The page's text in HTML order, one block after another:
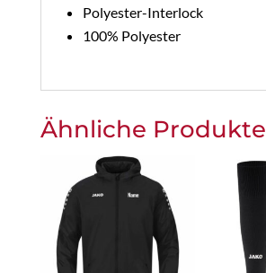
Polyester-Interlock
100% Polyester
Ähnliche Produkte